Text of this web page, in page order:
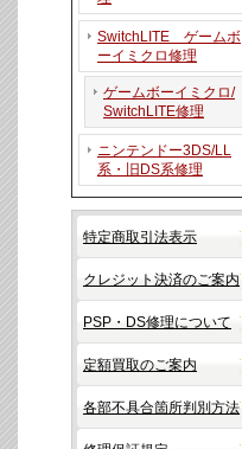
SwitchLITE ゲームボ
ーイミクロ修理
ゲームボーイミクロ/
SwitchLITE修理
ニンテンドー3DS/LL
系・旧DS系修理
特定商取引法表示
クレジット決済のご案内
PSP・DS修理について
定額買取のご案内
各部不具合箇所判別方法